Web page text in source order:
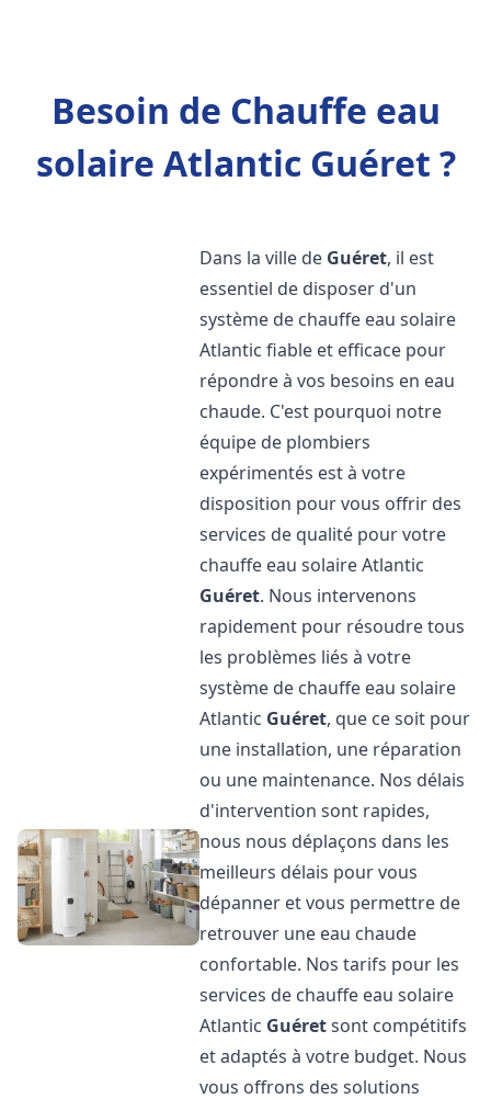
Besoin de Chauffe eau
solaire Atlantic Guéret ?
Dans la ville de Guéret, il est
essentiel de disposer d'un
système de chauffe eau solaire
Atlantic fiable et efficace pour
répondre à vos besoins en eau
chaude. C'est pourquoi notre
équipe de plombiers
expérimentés est à votre
disposition pour vous offrir des
services de qualité pour votre
chauffe eau solaire Atlantic
Guéret. Nous intervenons
rapidement pour résoudre tous
les problèmes liés à votre
système de chauffe eau solaire
Atlantic Guéret, que ce soit pour
une installation, une réparation
ou une maintenance. Nos délais
d'intervention sont rapides,
nous nous déplaçons dans les
meilleurs délais pour vous
dépanner et vous permettre de
retrouver une eau chaude
confortable. Nos tarifs pour les
services de chauffe eau solaire
Atlantic Guéretsont compétitifs
et adaptés à votre budget. Nous
vous offrons des solutions